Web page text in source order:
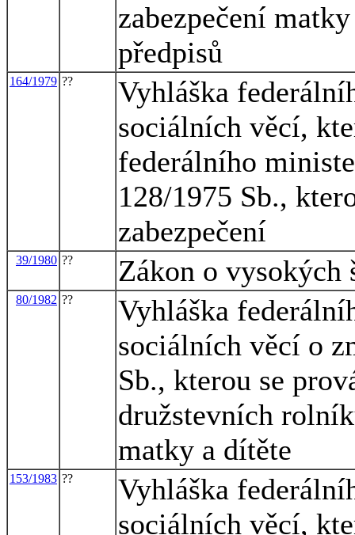
zabezpečení
předpisů
164/1979 ??
Vyhláška
sociálních věcí,
federálního
128/1975 Sb.,
zabezpečení
39/1980 ?? Zákon o vysokých
80/1982 ??
Vyhláška
sociálních věcí o
Sb., kterou se
družstevních
matky a dítěte
153/1983 ??
Vyhláška
sociálních věcí,